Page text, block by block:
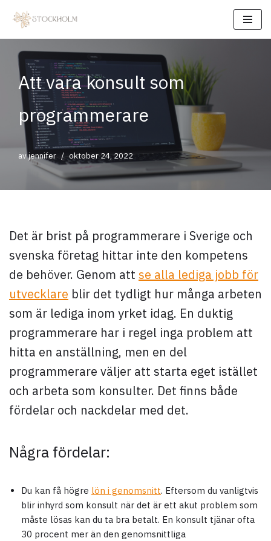
Hoppa
innehåll
Att vara konsult som
programmerare
avjennifer oktober 24, 2022
Det är brist på programmerare i Sverige och
svenska företag hittar inte den kompetens
de behöver. Genom att se alla lediga jobb för
utvecklare blir det tydligt hur många arbeten
som är lediga inom yrket idag. En duktig
programmerare har i regel inga problem att
hitta en anställning, men en del
programmerare väljer att starta eget istället
och arbeta som konsulter. Det finns både
fördelar och nackdelar med det.
Några fördelar:
Du kan få högre lön i genomsnitt. Eftersom du vanligtvis
blir inhyrd som konsult när det är ett akut problem som
måste lösas kan du ta bra betalt. En konsult tjänar ofta
30 procent mer än den genomsnittliga